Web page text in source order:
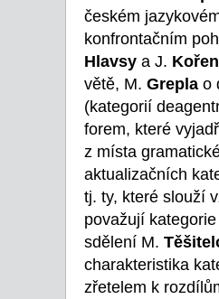
českém
konfrontačním
Hlavsy a J.
větě, M. Grepla o
(kategorií
forem, které
z místa
aktualizačních
tj. ty, které slouží
považují
sdělení M.
charakteristika
zřetelem k